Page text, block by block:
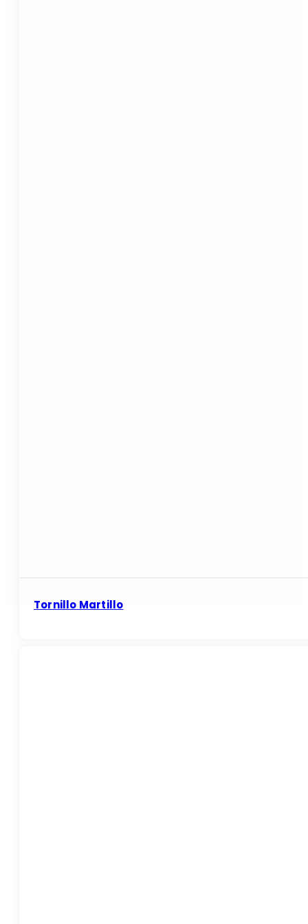
Tornillo Martillo